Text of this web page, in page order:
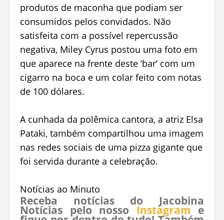
produtos de maconha que podiam ser
consumidos pelos convidados. Não
satisfeita com a possível repercussão
negativa, Miley Cyrus postou uma foto em
que aparece na frente deste ‘bar’ com um
cigarro na boca e um colar feito com notas
de 100 dólares.
A cunhada da polêmica cantora, a atriz Elsa
Pataki, também compartilhou uma imagem
nas redes sociais de uma pizza gigante que
foi servida durante a celebração.
Notícias ao Minuto
Receba notícias do Jacobina
Notícias pelo nosso Instagram e